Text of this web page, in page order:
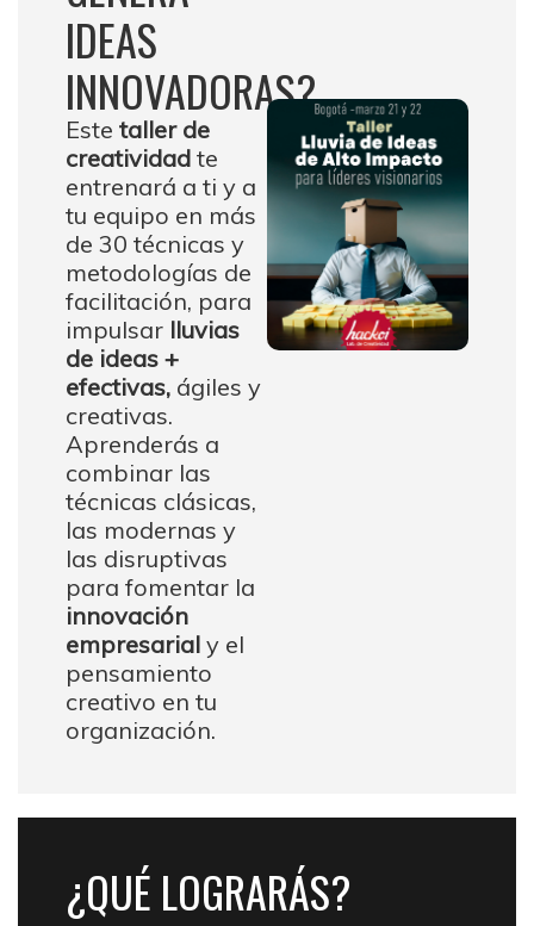
IDEAS
INNOVADORAS?
Este taller de
creatividad te
entrenará a ti y a
tu equipo en más
de 30 técnicas y
metodologías de
facilitación, para
impulsar lluvias
de ideas +
efectivas, ágiles y
creativas.
Aprenderás a
combinar las
técnicas clásicas,
las modernas y
las disruptivas
para fomentar la
innovación
empresarial y el
pensamiento
creativo en tu
organización.
¿QUÉ LOGRARÁS?